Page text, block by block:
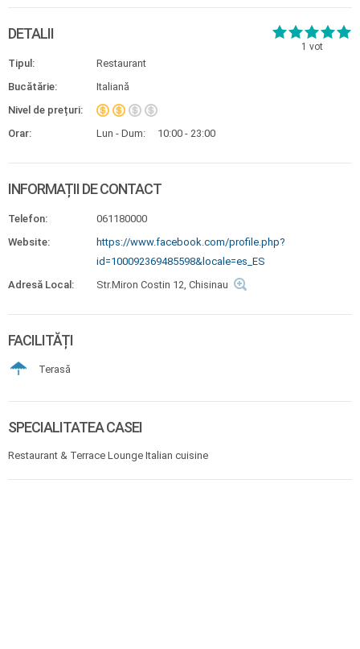
1 vot
DETALII
Tipul:
Restaurant
Bucătărie:
Italiană
Nivel de prețuri:
Orar:
Lun - Dum: 10:00 - 23:00
INFORMAȚII DE CONTACT
Telefon:
061180000
Website:
https://www.facebook.com/profile.php?
id=100092369485598&locale=es_ES
Adresă Local:
Str.Miron Costin 12, Chisinau
FACILITĂȚI
Terasă
SPECIALITATEA CASEI
Restaurant & Terrace Lounge Italian cuisine